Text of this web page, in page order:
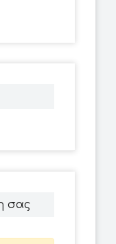
σας